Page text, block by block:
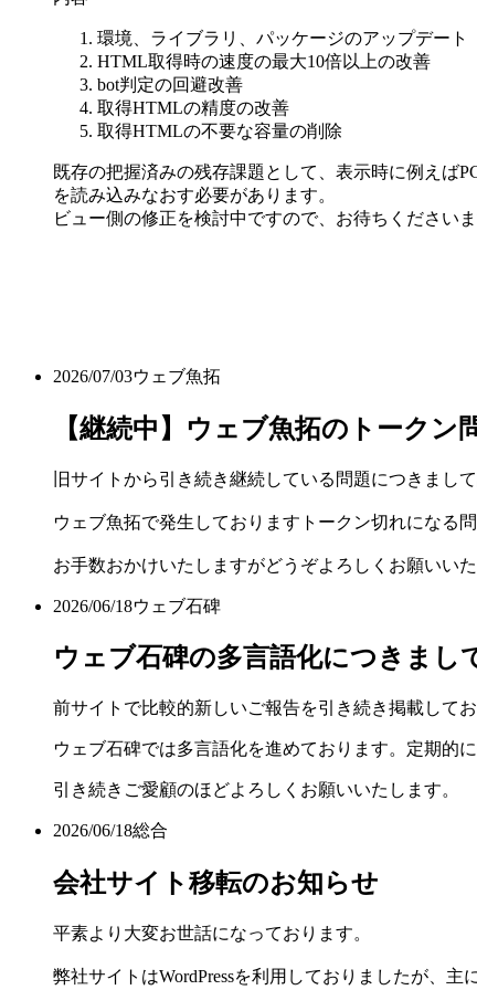
環境、ライブラリ、パッケージのアップデート
HTML取得時の速度の最大10倍以上の改善
bot判定の回避改善
取得HTMLの精度の改善
取得HTMLの不要な容量の削除
既存の把握済みの残存課題として、表示時に例えば
を読み込みなおす必要があります。
ビュー側の修正を検討中ですので、お待ちください
2026/07/03ウェブ魚拓
【継続中】ウェブ魚拓のトークン
旧サイトから引き続き継続している問題につきまし
ウェブ魚拓で発生しておりますトークン切れになる
お手数おかけいたしますがどうぞよろしくお願いいた
2026/06/18ウェブ石碑
ウェブ石碑の多言語化につきまし
前サイトで比較的新しいご報告を引き続き掲載してお
ウェブ石碑では多言語化を進めております。定期的
引き続きご愛顧のほどよろしくお願いいたします。
2026/06/18総合
会社サイト移転のお知らせ
平素より大変お世話になっております。
弊社サイトはWordPressを利用しておりましたが、